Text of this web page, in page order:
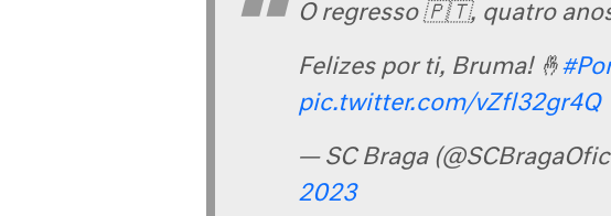
O regresso 🇵🇹, quatro
Felizes por ti, Bruma! 🤞
pic.twitter.com/vZfl32gr4Q
— SC Braga
2023